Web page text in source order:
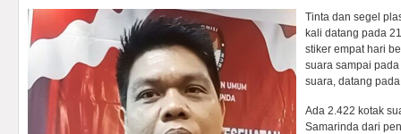
Tinta dan segel
kali datang pada
stiker empat hari
suara sampai
suara, datang
Ada 2.422 kotak
Samarinda dari